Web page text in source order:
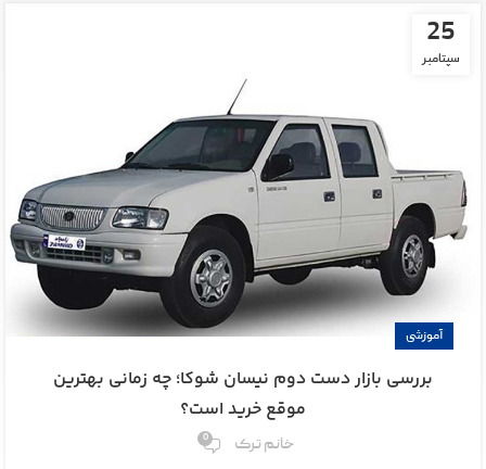
25
سپتامبر
آموزشی
بررسی بازار دست دوم نیسان شوکا؛ چه زمانی بهترین
موقع خرید است؟
خانم ترک 0